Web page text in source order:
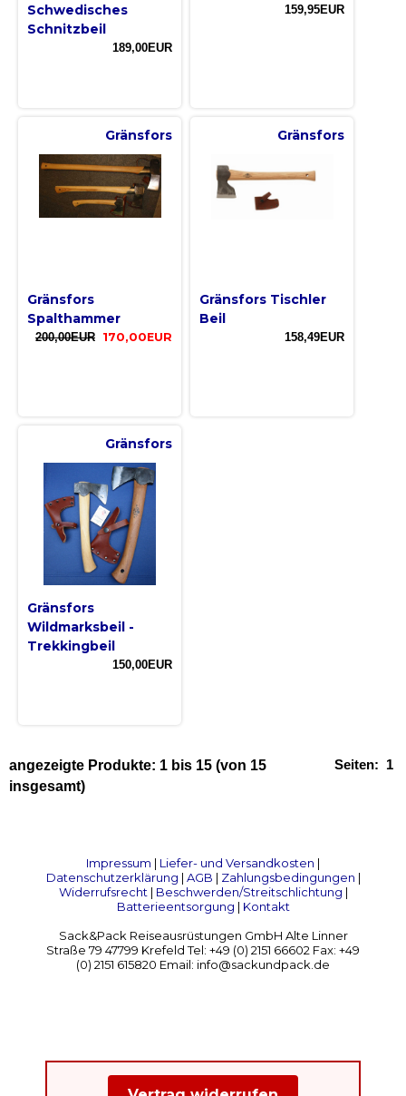
Schwedisches
Schnitzbeil
189,00EUR
159,95EUR
Gränsfors
Gränsfors
Spalthammer
200,00EUR 170,00EUR
Gränsfors
Gränsfors Tischler
Beil
158,49EUR
Gränsfors
Gränsfors
Wildmarksbeil -
Trekkingbeil
150,00EUR
Seiten: 1
angezeigte Produkte: 1 bis 15 (von 15
insgesamt)
Impressum | Liefer- und Versandkosten |
Datenschutzerklärung | AGB | Zahlungsbedingungen |
Widerrufsrecht | Beschwerden/Streitschlichtung |
Batterieentsorgung | Kontakt
Sack&Pack Reiseausrüstungen GmbH Alte Linner
Straße 79 47799 Krefeld Tel: +49 (0) 2151 66602 Fax: +49
(0) 2151 615820 Email: info@sackundpack.de